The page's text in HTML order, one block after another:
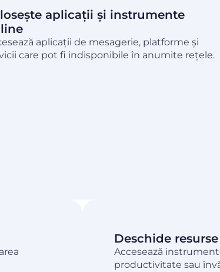
aplicații și instrumente
aplicații de mesagerie, platforme și
care pot fi indisponibile în anumite rețele.
Deschide
Accesează
productivitate sau